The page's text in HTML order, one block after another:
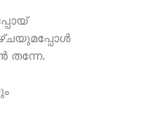
തന്നേ.